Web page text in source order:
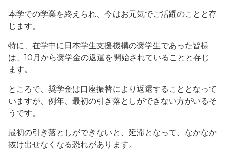
本学での学業を終えられ、今はお元気でご活躍のことと存
じます。
特に、在学中に日本学生支援機構の奨学生であった皆様
は、10月から奨学金の返還を開始されていることと存じ
ます。
ところで、奨学金は口座振替により返還することとなって
いますが、例年、最初の引き落としができない方がいるそ
うです。
最初の引き落としができないと、延滞となって、なかなか
抜け出せなくなる恐れがあります。